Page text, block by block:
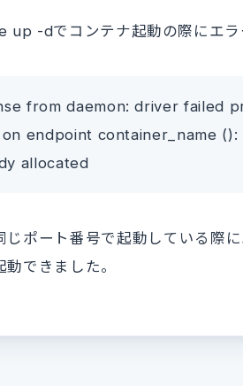
-dでコンテナ起動の際にエラ
from daemon: driver failed
endpoint container_name ():
allocated
じポート番号で起動している際
できました。